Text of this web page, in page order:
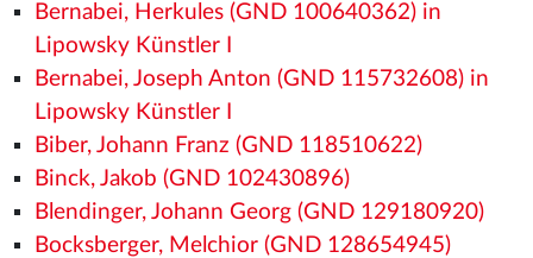
Bernabei, Herkules (GND 100640362) in
Lipowsky Künstler I
Bernabei, Joseph Anton (GND 115732608) in
Lipowsky Künstler I
Biber, Johann Franz (GND 118510622)
Binck, Jakob (GND 102430896)
Blendinger, Johann Georg (GND 129180920)
Bocksberger, Melchior (GND 128654945)